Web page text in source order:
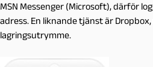
MSN Messenger (Microsoft), därför
adress. En liknande tjänst är
lagringsutrymme.